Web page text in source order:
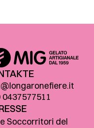
0437577511
Soccorritori del